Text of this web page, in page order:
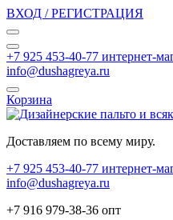
ВХОД / РЕГИСТРАЦИЯ
+7 925 453-40-77 интернет-
info@dushagreya.ru
Корзина
Доставляем по всему миру.
+7 925 453-40-77 интернет-
info@dushagreya.ru
+7 916 979-38-36 опт